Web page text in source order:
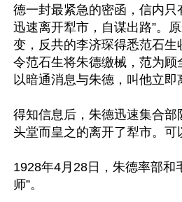
德一封最紧急的密函，信内只
迅速离开犁市，自谋出路”。
变，反共的李济琛得悉范石
令范石生将朱德缴械，范为
以暗通消息与朱德，叫他立即
得知信息后，朱德迅速集合部
头堂而皇之的离开了犁市。可
1928年4月28日，朱德率部和
师”。